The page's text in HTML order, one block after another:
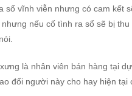
vĩnh viễn nhưng có cam kết
nếu cố tình ra sổ sẽ bị
là nhân viên bán hàng tại
đổi người này cho hay hiện